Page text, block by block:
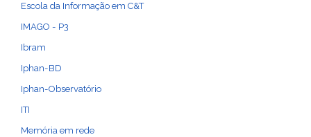
Escola da Informação em C&T
IMAGO - P3
Ibram
Iphan-BD
Iphan-Observatório
ITI
Memória em rede